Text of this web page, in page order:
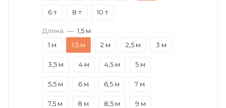
6 т 8 т 10 т
Длина — 1,5 м
1 м
1,5 м 2 м 2,5 м 3 м
3,5 м 4 м 4,5 м 5 м
5,5 м 6 м 6,5 м 7 м
7,5 м 8 м 8,5 м 9 м